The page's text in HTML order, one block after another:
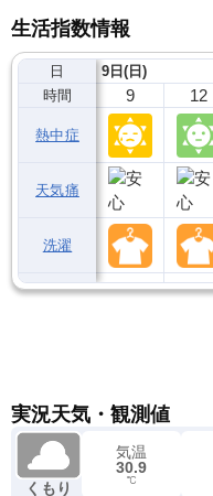
生活指数情報
日
時間
熱中症
天気痛
洗濯
9日(日)
9 12
実況天気・観測値
くもり
気温
30.9
℃